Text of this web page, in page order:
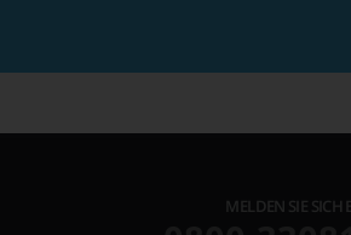
MELDEN SIE SICH